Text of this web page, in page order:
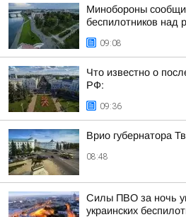
Минобороны
беспилотников над
09:08
Что известно о
РФ:
09:36
Врио губернатора
08:48
Силы ПВО за ночь
украинских